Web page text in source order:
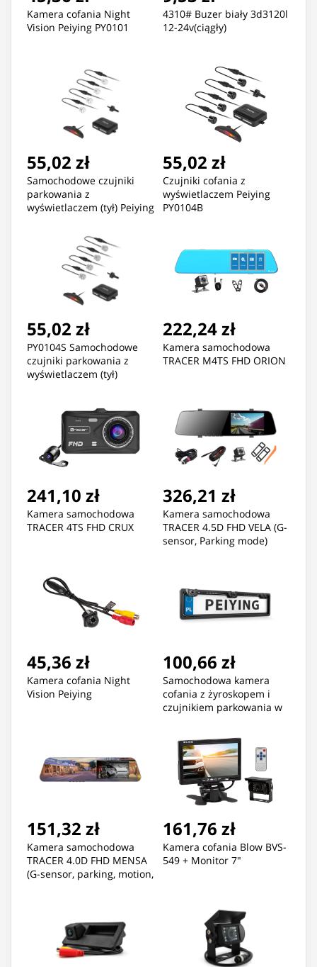
Kamera cofania Night
Vision Peiying PY0101
4310# Buzer biały 3d3120l
12-24v(ciągły)
55,02 zł
Samochodowe czujniki
parkowania z
wyświetlaczem (tył) Peiying
55,02 zł
Czujniki cofania z
wyświetlaczem Peiying
PY0104B
55,02 zł
PY0104S Samochodowe
czujniki parkowania z
wyświetlaczem (tył)
222,24 zł
Kamera samochodowa
TRACER M4TS FHD ORION
241,10 zł
Kamera samochodowa
TRACER 4TS FHD CRUX
326,21 zł
Kamera samochodowa
TRACER 4.5D FHD VELA (G-
sensor, Parking mode)
45,36 zł
Kamera cofania Night
Vision Peiying
100,66 zł
Samochodowa kamera
cofania z żyroskopem i
czujnikiem parkowania w
rejestracyjnej Peiying (1LL)
151,32 zł
Kamera samochodowa
TRACER 4.0D FHD MENSA
(G-sensor, parking, motion,
161,76 zł
Kamera cofania Blow BVS-
549 + Monitor 7"